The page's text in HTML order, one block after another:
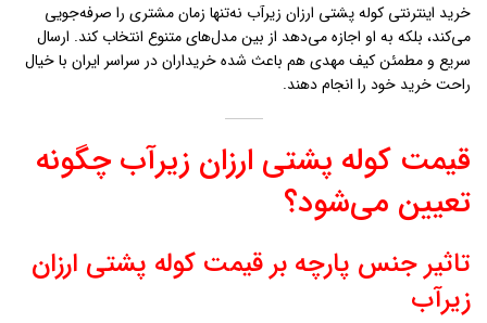
خرید اینترنتی کوله پشتی ارزان زيرآب نه‌تنها زمان مشتری را صرفه‌جویی
می‌کند، بلکه به او اجازه می‌دهد از بین مدل‌های متنوع انتخاب کند. ارسال
سریع و مطمئن کیف مهدی هم باعث شده خریداران در سراسر ایران با خیال
راحت خرید خود را انجام دهند.
قیمت کوله پشتی ارزان زيرآب چگونه
تعیین می‌شود؟
تاثیر جنس پارچه بر قیمت کوله پشتی ارزان
زيرآب